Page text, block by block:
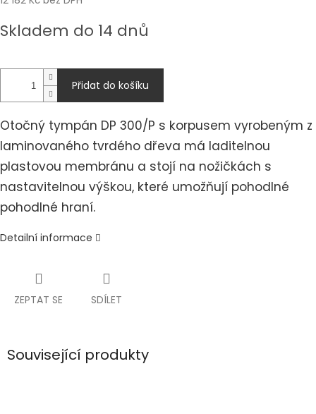
cena:
Skladem do 14 dnů
Přidat do košíku
Otočný tympán DP 300/P s korpusem vyrobeným z
laminovaného tvrdého dřeva má laditelnou
plastovou membránu a stojí na nožičkách s
nastavitelnou výškou, které umožňují pohodlné
pohodlné hraní.
Detailní informace
ZEPTAT SE SDÍLET
Související produkty